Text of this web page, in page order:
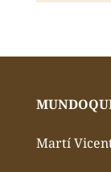
Martí